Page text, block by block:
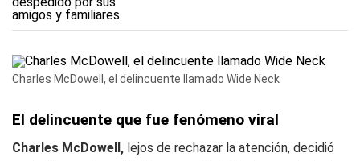
Charles McDowell, el delincuente llamado Wide Neck
El delincuente que fue fenómeno viral
Charles McDowell, lejos de rechazar la atención, decidió